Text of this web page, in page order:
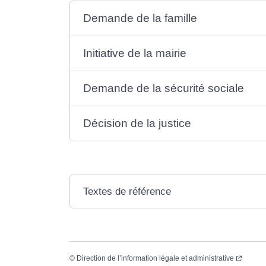
Demande de la famille
Initiative de la mairie
Demande de la sécurité sociale
Décision de la justice
Textes de référence
© Direction de l’information légale et administrative